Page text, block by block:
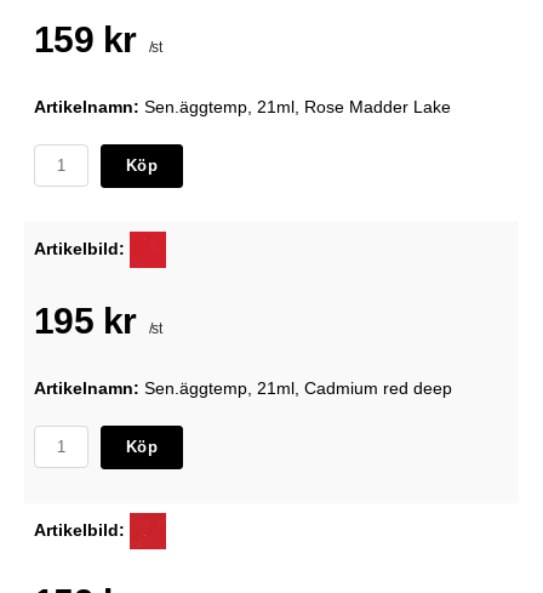
159 kr /st
Artikelnamn: Sen.äggtemp, 21ml, Rose Madder Lake
Köp
Artikelbild:
195 kr /st
Artikelnamn: Sen.äggtemp, 21ml, Cadmium red deep
Köp
Artikelbild: